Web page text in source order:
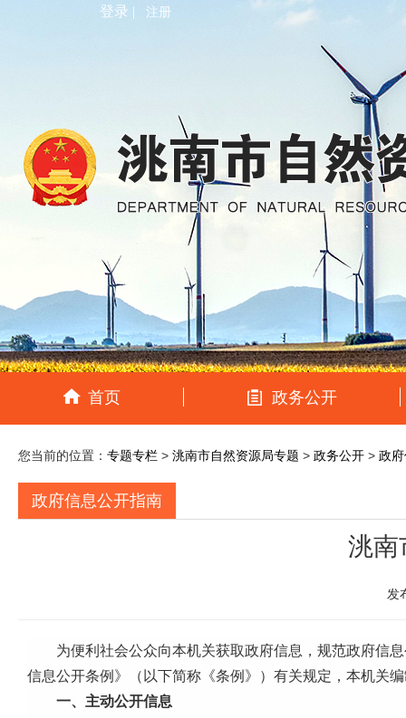
登录 | 注册
首页 政务公开
您当前的位置： 专题专栏 > 洮南市自然资源局专题 > 政务公开 > 政
政府信息公开指南
洮南
发
为便利社会公众向本机关获取政府信息，规范政府信
信息公开条例》（以下简称《条例》）有关规定，本机关
一、主动公开信息